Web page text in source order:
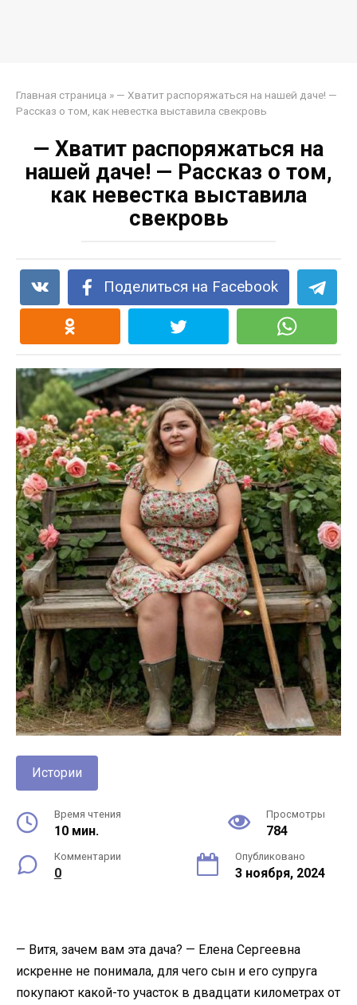
Главная страница » — Хватит распоряжаться на нашей даче! —
Рассказ о том, как невестка выставила свекровь
— Хватит распоряжаться на
нашей даче! — Рассказ о том,
как невестка выставила
свекровь
Поделиться на Facebook
Истории
Время чтения
10 мин.
Просмотры
784
Комментарии
0
Опубликовано
3 ноября, 2024
— Витя, зачем вам эта дача? — Елена Сергеевна
искренне не понимала, для чего сын и его супруга
покупают какой-то участок в двадцати километрах от